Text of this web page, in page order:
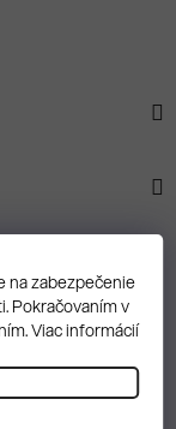
na zabezpečenie
Pokračovaním v
Viac informácií